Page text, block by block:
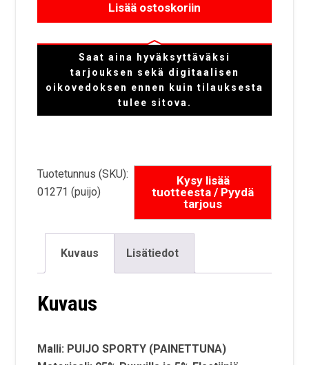
Lisää ostoskoriin
Saat aina hyväksyttäväksi
tarjouksen sekä digitaalisen
oikovedoksen ennen kuin tilauksesta
tulee sitova.
Tuotetunnus (SKU):
01271 (puijo)
Kuvaus Lisätiedot
Kuvaus
Malli: PUIJO SPORTY (PAINETTUNA)